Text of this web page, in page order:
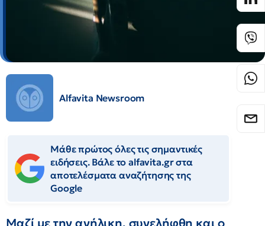
Alfavita Newsroom
Μάθε πρώτος όλες τις σημαντικές
ειδήσεις. Βάλε το alfavita.gr στα
αποτελέσματα αναζήτησης της
Google